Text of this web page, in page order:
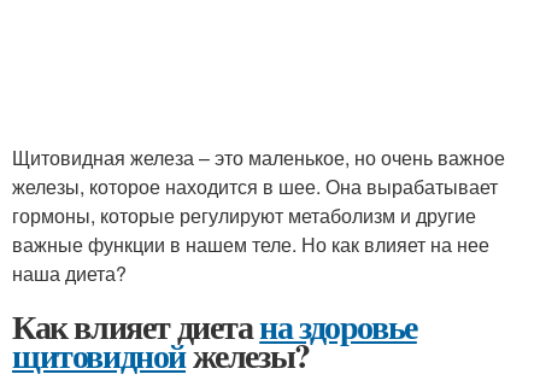
Щитовидная железа – это маленькое, но очень важное
железы, которое находится в шее. Она вырабатывает
гормоны, которые регулируют метаболизм и другие
важные функции в нашем теле. Но как влияет на нее
наша диета?
Как влияет диетана здоровье
щитовиднойжелезы?